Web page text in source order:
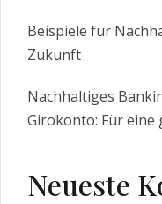
Beispiele für
Zukunft
Nachhaltiges
Girokonto: Für
Neueste